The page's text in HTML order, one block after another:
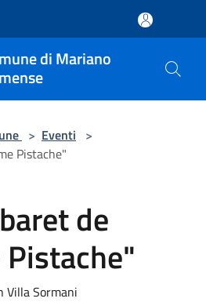
di Mariano
> Eventi >
Pistache"
de
Villa Sormani